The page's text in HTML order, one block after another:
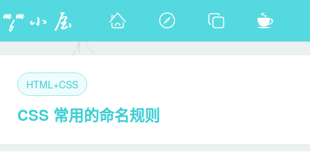
HTML+CSS
CSS 常用的命名规则